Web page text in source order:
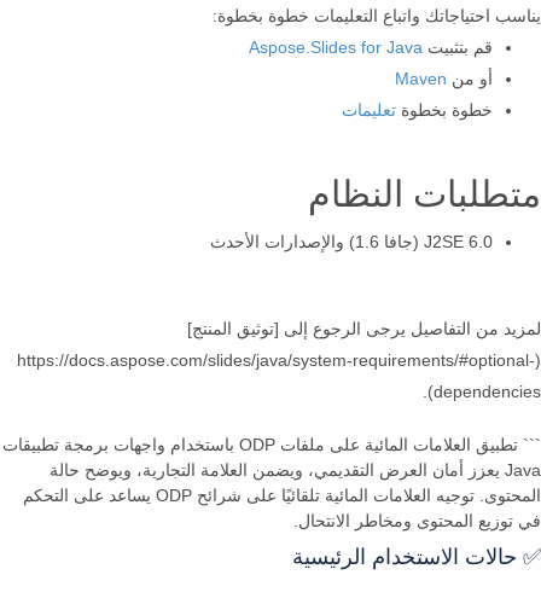
يناسب احتياجاتك واتباع التعليمات خطوة بخطوة:
قم بتثبيت Aspose.Slides for Java
أو من Maven
خطوة بخطوة تعليمات
متطلبات النظام
J2SE 6.0 (جافا 1.6) والإصدارات الأحدث
لمزيد من التفاصيل يرجى الرجوع إلى [توثيق المنتج]
(https://docs.aspose.com/slides/java/system-requirements/#optional-
dependencies).
``` تطبيق العلامات المائية على ملفات ODP باستخدام واجهات برمجة تطبيقات
Java يعزز أمان العرض التقديمي، ويضمن العلامة التجارية، ويوضح حالة
المحتوى. توجيه العلامات المائية تلقائيًا على شرائح ODP يساعد على التحكم
في توزيع المحتوى ومخاطر الانتحال.
✅ حالات الاستخدام الرئيسية